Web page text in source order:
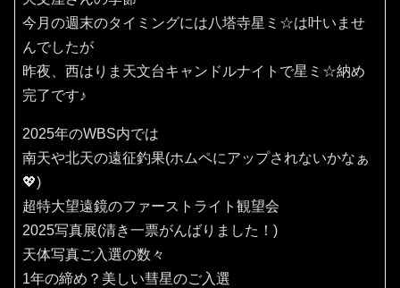
今月の週末のタイミングには八塔寺星ミ☆は叶いませ
んでしたが
昨夜、西はりま天文台キャンドルナイトで星ミ☆納め
完了です♪
2025年のWBS内では
南天や北天の遠征釣果(ホムペにアップされないかなぁ
💖)
超特大望遠鏡のファーストライト観望会
2025写真展(清き一票がんばりました！)
天体写真ご入選の数々
1年の締め？美しい彗星のご入選